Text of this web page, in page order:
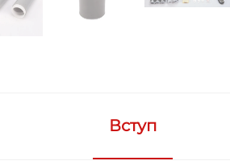
Вступ